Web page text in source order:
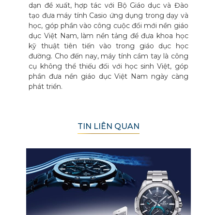
dạn đề xuất, hợp tác với Bộ Giáo dục và Đào
tạo đưa máy tính Casio ứng dụng trong dạy và
học, góp phần vào công cuộc đổi mới nền giáo
dục Việt Nam, làm nền tảng để đưa khoa học
kỹ thuật tiên tiến vào trong giáo dục học
đường. Cho đến nay, máy tính cầm tay là công
cụ không thể thiếu đối với học sinh Việt, góp
phần đưa nền giáo dục Việt Nam ngày càng
phát triển.
TIN LIÊN QUAN